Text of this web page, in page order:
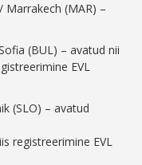
/ Marrakech (MAR) –
(BUL) – avatud nii
EVL
(SLO) – avatud
registreerimine EVL